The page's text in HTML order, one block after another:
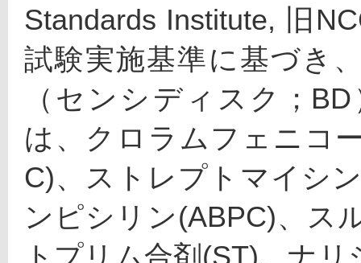
Standards Institute, 旧
試験実施基準に基づき
（センシディスク；
は、クロラムフェニコ
C)、ストレプトマイシ
ンピシリン(ABPC)、ス